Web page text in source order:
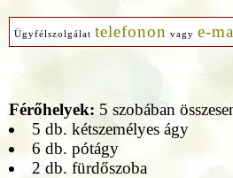
Ügyfélszolgálat telefonon vagy e-
Férőhelyek: 5 szobában
5 db. kétszemélyes ágy
6 db. pótágy
2 db. fürdőszoba